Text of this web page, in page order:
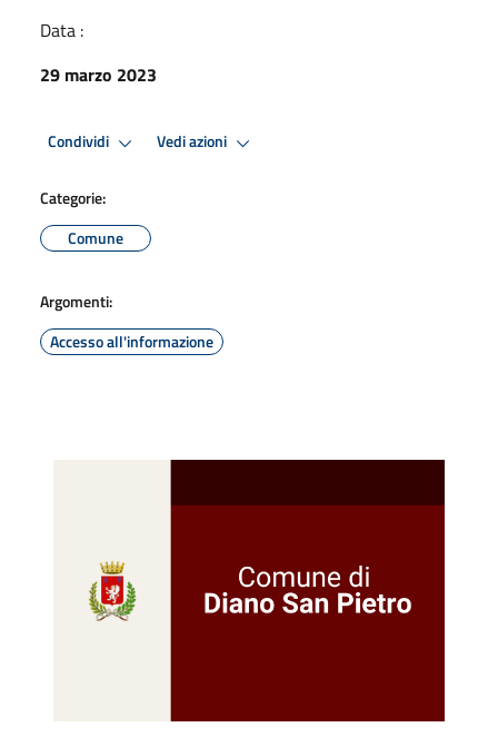
Data :
29 marzo 2023
Condividi Vedi azioni
Categorie:
Comune
Argomenti:
Accesso all'informazione